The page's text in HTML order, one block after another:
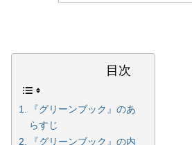
目次
『グリーンブック』のあ
らすじ
『グリーンブック』の内